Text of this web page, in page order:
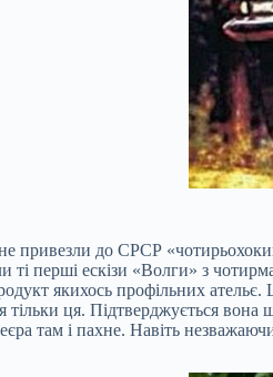
не привезли до СРСР
ті перші ескізи «Волги» з
якихось профільних
тільки ця. Підтверджується
там і пахне. Навіть